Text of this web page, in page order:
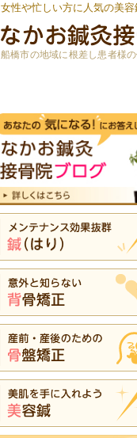
女性や忙しい方に人気の美
船橋市の地域に根差し患者様